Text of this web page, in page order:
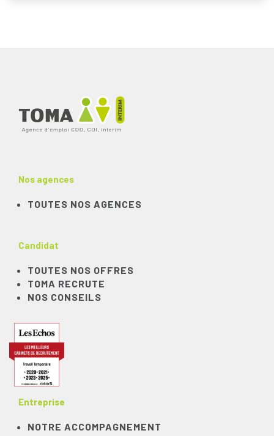
Nos agences
TOUTES NOS AGENCES
Candidat
TOUTES NOS OFFRES
TOMA RECRUTE
NOS CONSEILS
Entreprise
NOTRE ACCOMPAGNEMENT